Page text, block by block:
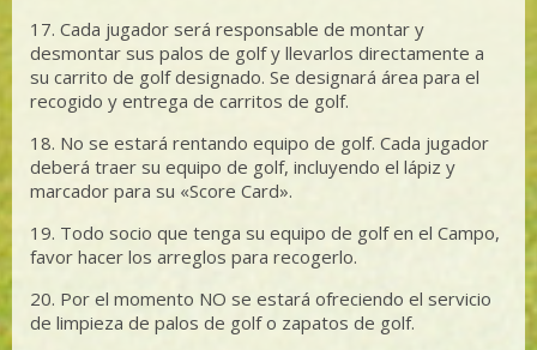
17. Cada jugador será responsable de montar y
desmontar sus palos de golf y llevarlos directamente a
su carrito de golf designado. Se designará área para el
recogido y entrega de carritos de golf.
18. No se estará rentando equipo de golf. Cada jugador
deberá traer su equipo de golf, incluyendo el lápiz y
marcador para su «Score Card».
19. Todo socio que tenga su equipo de golf en el Campo,
favor hacer los arreglos para recogerlo.
20. Por el momento NO se estará ofreciendo el servicio
de limpieza de palos de golf o zapatos de golf.